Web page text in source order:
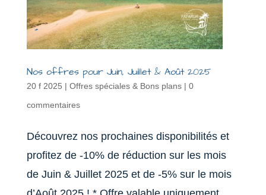
Nos offres pour Juin, Juillet & Août 2025
20 f 2025 | Offres spéciales & Bons plans| 0
commentaires
Découvrez nos prochaines disponibilités et
profitez de -10% de réduction sur les mois
de Juin & Juillet 2025 et de -5% sur le mois